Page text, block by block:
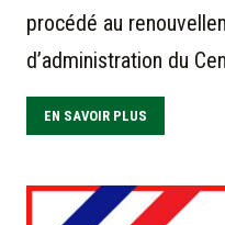
procédé au
d’administration du
EN SAVOIR PLUS